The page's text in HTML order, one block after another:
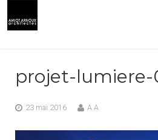
PRESTATIONS
projet-lumiere-
23 mai 2016 A A